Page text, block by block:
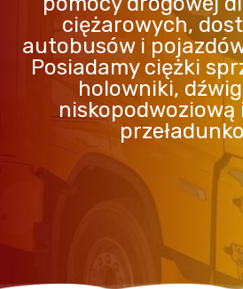
ciężarowych,
autobusów i
Posiadamy ciężki
holowniki,
niskopodwoziową